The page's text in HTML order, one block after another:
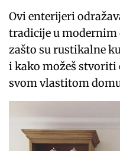
Ovi enterijeri
tradicije u
zašto su rustikalne
i kako možeš stvoriti
svom vlastitom